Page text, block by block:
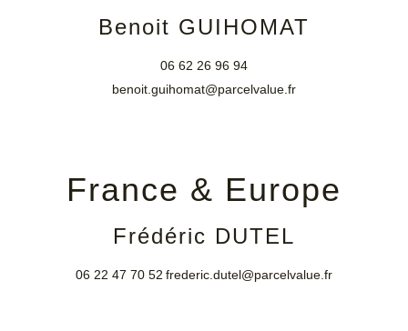
Benoit GUIHOMAT
06 62 26 96 94
benoit.guihomat@parcelvalue.fr
France & Europe
Frédéric DUTEL
06 22 47 70 52 frederic.dutel@parcelvalue.fr